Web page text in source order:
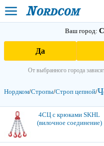
Ваш город:
Да
От выбранного города
Нордком/Стропы/Строп цепной/
4СЦ с крюками SKHL
(вилочное соединение)